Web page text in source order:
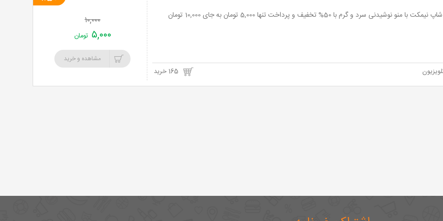
با منو نوشیدنی سرد و گرم با 50% تخفیف و پرداخت تنها 5,000 تومان به جای 10,000 تومان ۱۰,۰۰۰
۵,۰۰۰ تومان
مشاهده و خرید